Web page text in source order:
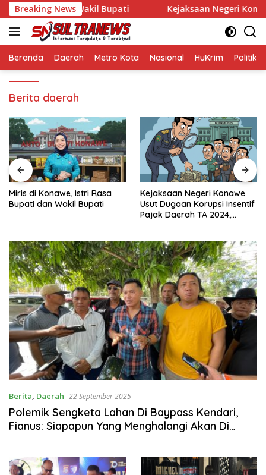
Langsung
ke
konten
Breaking News
Bupati dan Wakil Bupati Kejaksaan Negeri
Beranda Daerah Metro Kota Nasional HuKrim Politik
Berita daerah
Miris di Konawe, Istri Rasa
Bupati dan Wakil Bupati
Kejaksaan Negeri Konawe
Usut Dugaan Korupsi Insentif
Pajak Daerah TA 2024,
Berita, Daerah 22 September 2025
Polemik Sengketa Lahan Di Baypass Kendari,
Fianus: Siapapun Yang Menghalangi Akan Di